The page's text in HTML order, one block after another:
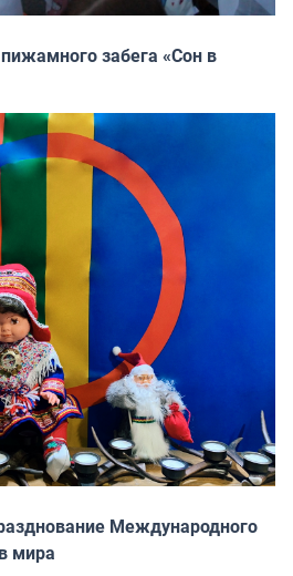
забега «Сон в
Международного
мира